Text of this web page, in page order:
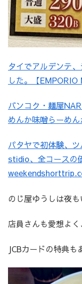
タイでアルデンテ
した。【
バンコク・麺屋
めんか味噌らーめ
パタヤで初体験、
stidio、全コースの
のじ屋ゆうしは夜も
店員さんも愛想よく
JCBカードの特典も